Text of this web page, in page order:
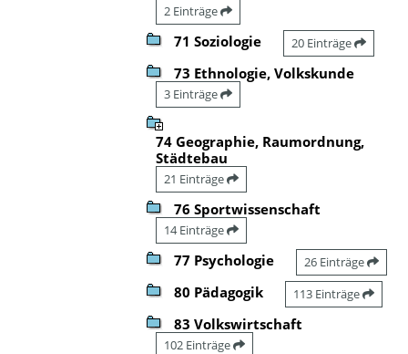
2 Einträge
71 Soziologie 20 Einträge
73 Ethnologie, Volkskunde
3 Einträge
74 Geographie, Raumordnung,
Städtebau
21 Einträge
76 Sportwissenschaft
14 Einträge
77 Psychologie 26 Einträge
80 Pädagogik 113 Einträge
83 Volkswirtschaft
102 Einträge